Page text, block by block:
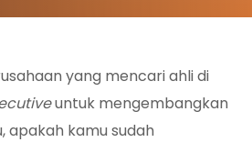
yang mencari ahli di
untuk mengembangkan
apakah kamu sudah